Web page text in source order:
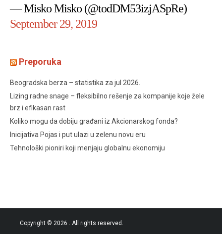
— Misko Misko (@todDM53izjASpRe)
September 29, 2019
Preporuka
Beogradska berza – statistika za jul 2026.
Lizing radne snage – fleksibilno rešenje za kompanije koje žele
brz i efikasan rast
Koliko mogu da dobiju građani iz Akcionarskog fonda?
Inicijativa Pojas i put ulazi u zelenu novu eru
Tehnološki pioniri koji menjaju globalnu ekonomiju
Copyright © 2026 . All rights reserved.